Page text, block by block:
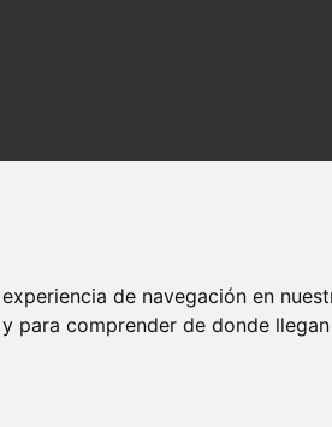
de navegación en
para comprender de donde